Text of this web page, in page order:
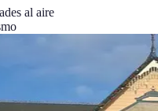
al aire